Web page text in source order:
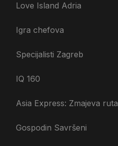
Love Island Adria
Igra chefova
Specijalisti Zagreb
IQ 160
Asia Express: Zmajeva ruta
Gospodin Savršeni